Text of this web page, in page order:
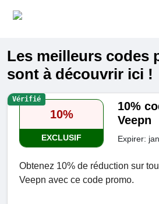
Les meilleurs codes
sont à découvrir ici !
10%
EXCLUSIF
10%
Veepn
Expirer:
Obtenez 10% de réduction sur
Veepn avec ce code promo.
Vérifié